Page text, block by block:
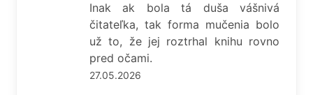
Inak ak bola tá duša vášnivá
čitateľka, tak forma mučenia bolo
už to, že jej roztrhal knihu rovno
pred očami.
27.05.2026